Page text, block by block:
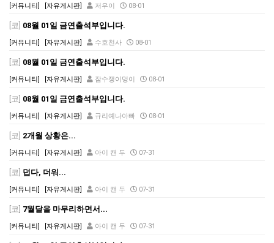
[커뮤니티] [자유게시판] 저우이 08-01
[코] 08월 01일 금연출석부입니다.
[커뮤니티] [자유게시판] 수호천사 08-01
[코] 08월 01일 금연출석부입니다.
[커뮤니티] [자유게시판] 잠수쟁이멍이 08-01
[코] 08월 01일 금연출석부입니다.
[커뮤니티] [자유게시판] 규리예나아빠 08-01
[코] 2개월 상황은...
[커뮤니티] [자유게시판] 아이 캔 두 07-31
[코] 덥다, 더워...
[커뮤니티] [자유게시판] 아이 캔 두 07-31
[코] 7월달을 마무리하면서...
[커뮤니티] [자유게시판] 아이 캔 두 07-31